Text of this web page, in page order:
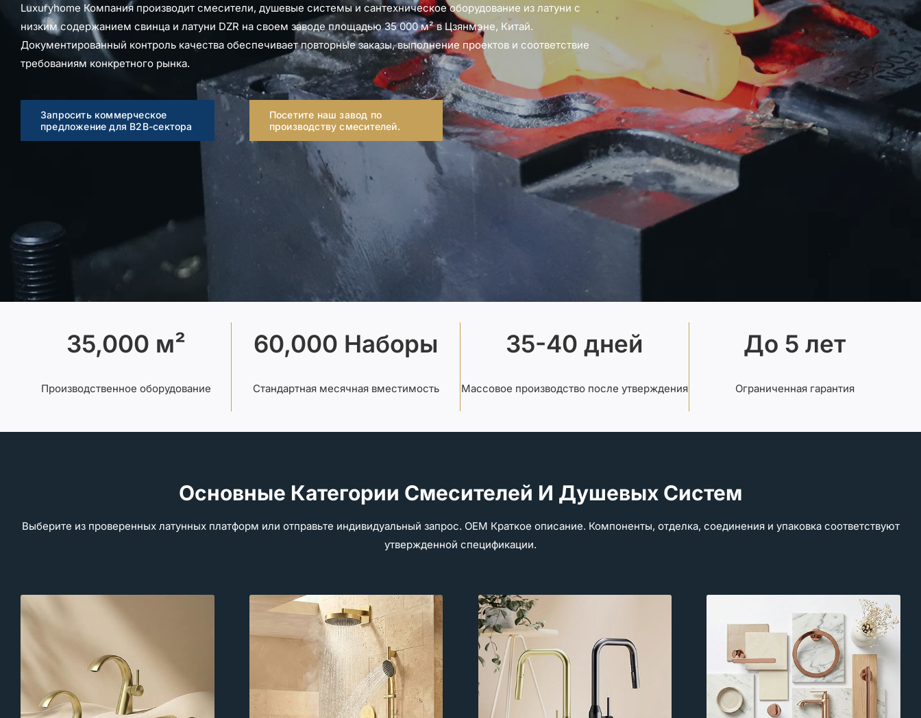
Luxuryhome Компания производит смесители, душевые системы и сантехническое оборудование из латуни с
низким содержанием свинца и латуни DZR на своем заводе площадью 35 000 м² в Цзянмэне, Китай.
Документированный контроль качества обеспечивает повторные заказы, выполнение проектов и соответствие
требованиям конкретного рынка.
Запросить коммерческое
предложение для B2B-сектора
Посетите наш завод по
производству смесителей.
35,000 м²
Производственное оборудование
60,000 Наборы
Стандартная месячная вместимость
35-40 дней
Массовое производство после утверждения
До 5 лет
Ограниченная гарантия
Основные Категории Смесителей И Душевых Систем
Выберите из проверенных латунных платформ или отправьте индивидуальный запрос. OEM Краткое описание. Компоненты, отделка, соединения и упаковка соответствуют
утвержденной спецификации.